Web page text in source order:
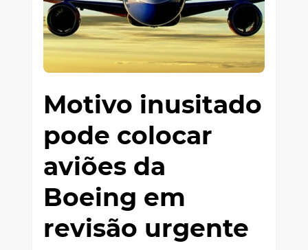
Motivo inusitado
pode colocar
aviões da
Boeing em
revisão urgente